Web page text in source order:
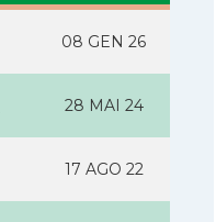
08 GEN 26
28 MAI 24
17 AGO 22